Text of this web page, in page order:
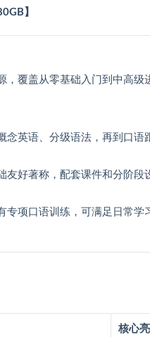
】
，覆盖从零基础入门到中高级
念英语、分级语法，再到口语
友好著称，配套课件和分阶段
专项口语训练，可满足日常学
核心